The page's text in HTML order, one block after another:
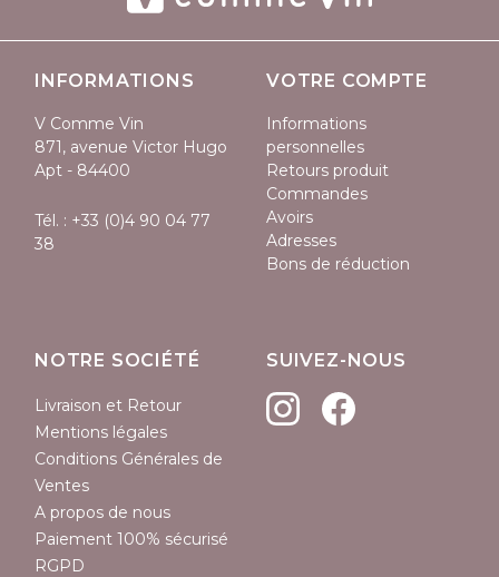
INFORMATIONS
V Comme Vin
871, avenue Victor Hugo
Apt - 84400
Tél. : +33 (0)4 90 04 77
38
VOTRE COMPTE
Informations
personnelles
Retours produit
Commandes
Avoirs
Adresses
Bons de réduction
NOTRE SOCIÉTÉ
Livraison et Retour
Mentions légales
Conditions Générales de
Ventes
A propos de nous
Paiement 100% sécurisé
RGPD
SUIVEZ-NOUS